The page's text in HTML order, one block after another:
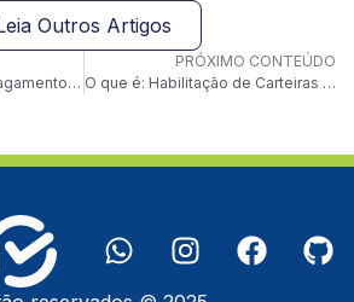
Outros Artigos
O que é: Histórico de Pagamentos Internacionais
PRÓXIMO CONTEÚDO
O que é: Habilitação de Carteiras Digitais